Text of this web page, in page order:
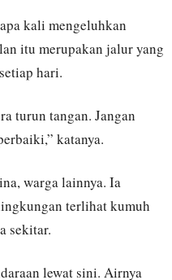
kali mengeluhkan
itu merupakan jalur yang
hari.
turun tangan. Jangan
katanya.
warga lainnya. Ia
terlihat kumuh
sekitar.
lewat sini. Airnya